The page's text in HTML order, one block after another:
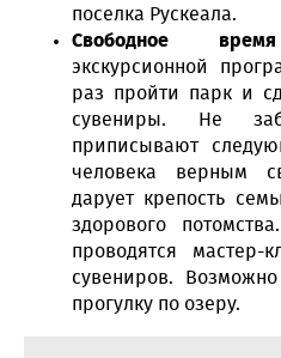
поселка Рускеала.
Свободное время
экскурсионной
раз пройти парк и
сувениры. Не
приписывают
человека верным
дарует крепость
здорового
проводятся мастер-
сувениров.
прогулку по озеру.